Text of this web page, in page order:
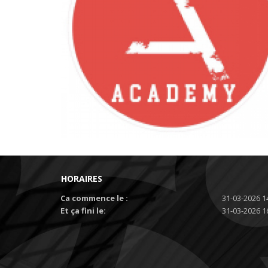
HORAIRES
Ca commence le :
31-03-2026
Et ça fini le:
31-03-2026